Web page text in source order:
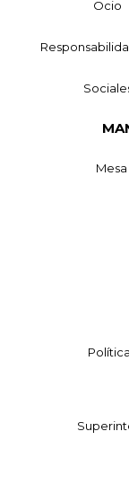
Ocio